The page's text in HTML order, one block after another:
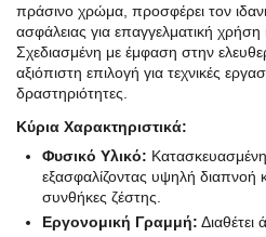
πράσινο χρώμα, προσφέρει τον
ασφάλειας για επαγγελματική χρήση
Σχεδιασμένη με έμφαση στην
αξιόπιστη επιλογή για τεχνικές
δραστηριότητες.
Κύρια Χαρακτηριστικά:
Φυσικό Υλικό:
εξασφαλίζοντας υψηλή διαπνοή
συνθήκες ζέστης.
Εργονομική Γραμμή: Διαθέτει